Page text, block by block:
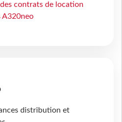
contrats de location
A320neo
distribution et